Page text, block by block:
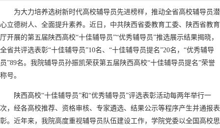
为大力培养选树新时代高校辅导员先进榜样，推动全省高校辅导员潜
心立德树人、全面提升素养。近日，中共陕西省委教育工委、陕西省教育
厅开展的第五届陕西高校“十佳辅导员”“优秀辅导员”推选展示结果揭晓，
全省共评选表彰“十佳辅导员”10名、“十佳辅导员提名”20名，“优秀辅导
员”89名。我院辅导员孙振凯荣获第五届陕西高校“十佳辅导员提名”荣誉
称号。
陕西高校“十佳辅导员”和“优秀辅导员”评选表彰活动每两年举行一
次，经各高校推荐、资格审核、专家遴选、结果公示等程序产生并通报表
彰。近年来，我院高度重视辅导员队伍建设工作，学院党委以全国高校思